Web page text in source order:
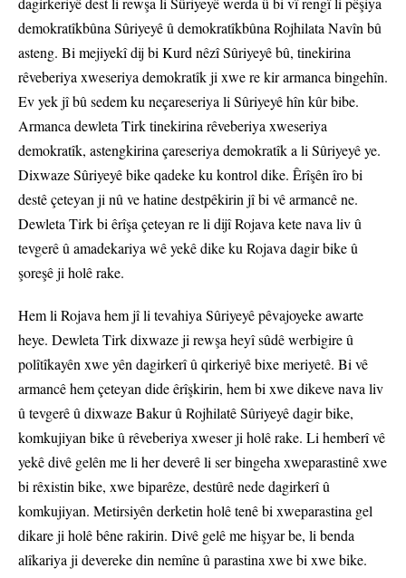
demokratîkbûna Sûriyeyê û demokratîkbûna Rojhilata Navîn bû
asteng. Bi mejiyekî dij bi Kurd nêzî Sûriyeyê bû, tinekirina
rêveberiya xweseriya demokratîk ji xwe re kir armanca bingehîn.
Ev yek jî bû sedem ku neçareseriya li Sûriyeyê hîn kûr bibe.
Armanca dewleta Tirk tinekirina rêveberiya xweseriya
demokratîk, astengkirina çareseriya demokratîk a li Sûriyeyê ye.
Dixwaze Sûriyeyê bike qadeke ku kontrol dike. Êrîşên îro bi
destê çeteyan ji nû ve hatine destpêkirin jî bi vê armancê ne.
Dewleta Tirk bi êrîşa çeteyan re li dijî Rojava kete nava liv û
tevgerê û amadekariya wê yekê dike ku Rojava dagir bike û
şoreşê ji holê rake.
Hem li Rojava hem jî li tevahiya Sûriyeyê pêvajoyeke awarte
heye. Dewleta Tirk dixwaze ji rewşa heyî sûdê werbigire û
polîtîkayên xwe yên dagirkerî û qirkeriyê bixe meriyetê. Bi vê
armancê hem çeteyan dide êrîşkirin, hem bi xwe dikeve nava liv
û tevgerê û dixwaze Bakur û Rojhilatê Sûriyeyê dagir bike,
komkujiyan bike û rêveberiya xweser ji holê rake. Li hemberî vê
yekê divê gelên me li her deverê li ser bingeha xweparastinê xwe
bi rêxistin bike, xwe biparêze, destûrê nede dagirkerî û
komkujiyan. Metirsiyên derketin holê tenê bi xweparastina gel
dikare ji holê bêne rakirin. Divê gelê me hişyar be, li benda
alîkariya ji devereke din nemîne û parastina xwe bi xwe bike.